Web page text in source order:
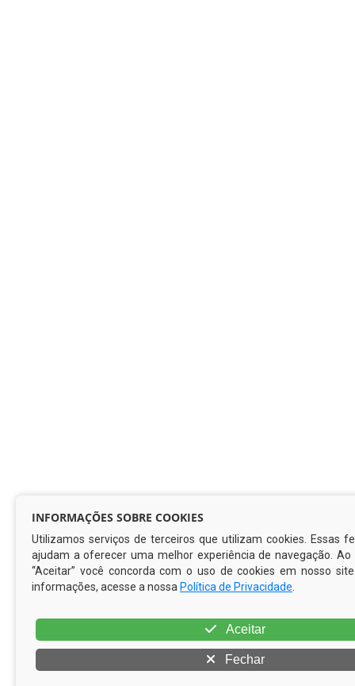
INFORMAÇÕES SOBRE COOKIES
Utilizamos serviços de terceiros que utilizam cookies. Essas
ajudam a oferecer uma melhor experiência de navegação. Ao
“Aceitar” você concorda com o uso de cookies em nosso
informações, acesse a nossa Política de Privacidade
Aceitar
Fechar